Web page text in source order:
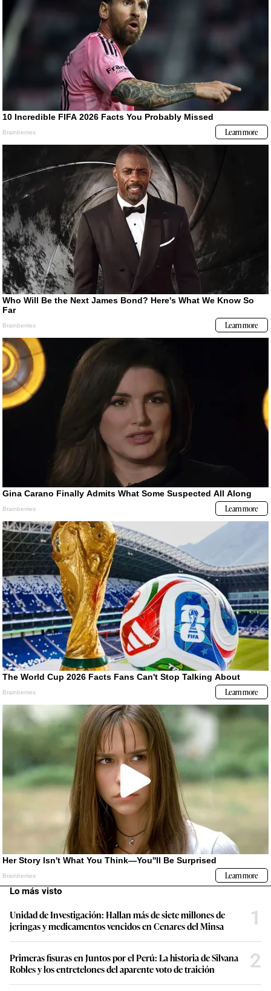
Lo más visto
Unidad de Investigación: Hallan más de siete millones de
jeringas y medicamentos vencidos en Cenares del Minsa
1
Primeras fisuras en Juntos por el Perú: La historia de Silvana
Robles y los entretelones del aparente voto de traición
2